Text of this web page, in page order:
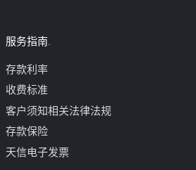
服务指南
存款利率
收费标准
客户须知相关法律法规
存款保险
天信电子发票